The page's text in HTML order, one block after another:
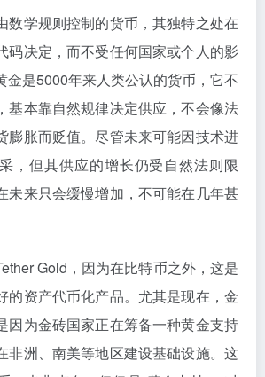
数学规则控制的货币，其独特之处在
码决定，而不受任何国家或个人的影
金是5000年来人类公认的货币，它不
基本靠自然规律决定供应，不会像法
膨胀而贬值。尽管未来可能因技术进
，但其供应的增长仍受自然法则限
未来只会缓慢增加，不可能在几年甚
Gold，因为在比特币之外，这是
的资产代币化产品。尤其是现在，金
因为金砖国家正在筹备一种黄金支持
非洲、南美等地区建设基础设施。这